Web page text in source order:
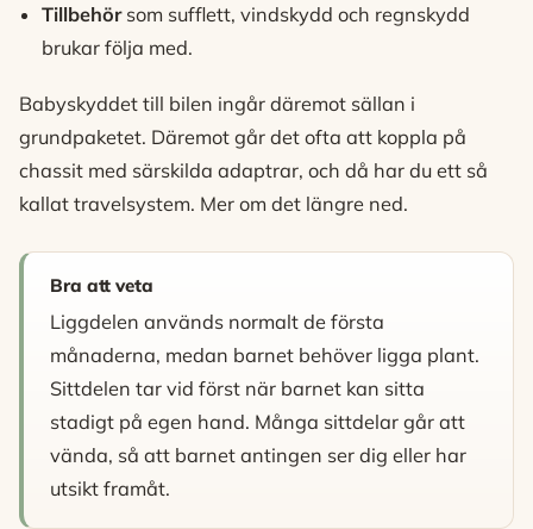
Tillbehörsom sufflett, vindskydd och regnskydd
brukar följa med.
Babyskyddet till bilen ingår däremot sällan i
grundpaketet. Däremot går det ofta att koppla på
chassit med särskilda adaptrar, och då har du ett så
kallat travelsystem. Mer om det längre ned.
Bra att veta
Liggdelen används normalt de första
månaderna, medan barnet behöver ligga plant.
Sittdelen tar vid först när barnet kan sitta
stadigt på egen hand. Många sittdelar går att
vända, så att barnet antingen ser dig eller har
utsikt framåt.